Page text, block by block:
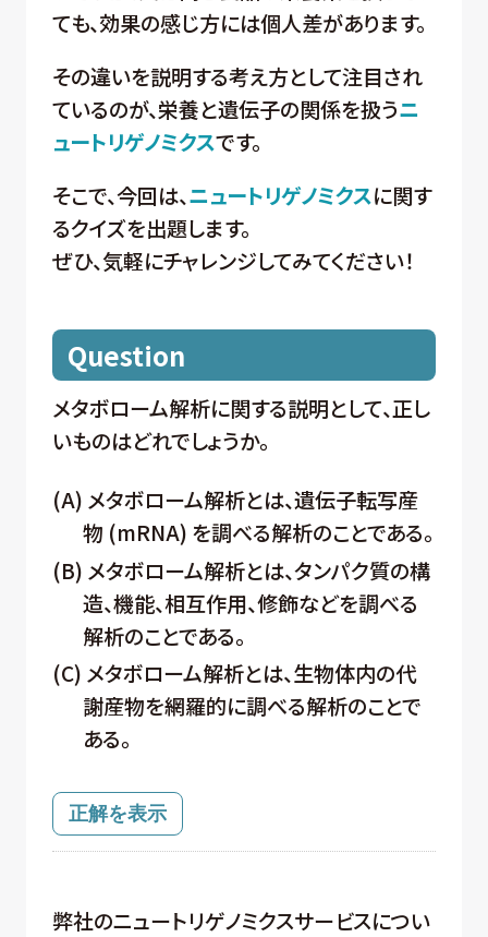
ても、効果の感じ方には個人差があります。
その違いを説明する考え方として注目され
ているのが、栄養と遺伝子の関係を扱うニ
ュートリゲノミクスです。
そこで、今回は、ニュートリゲノミクスに関す
るクイズを出題します。
ぜひ、気軽にチャレンジしてみてください！
Question
メタボローム解析に関する説明として、正し
いものはどれでしょうか。
(A) メタボローム解析とは、遺伝子転写産
物 (mRNA) を調べる解析のことである。
(B) メタボローム解析とは、タンパク質の構
造、機能、相互作用、修飾などを調べる
解析のことである。
(C) メタボローム解析とは、生物体内の代
謝産物を網羅的に調べる解析のことで
ある。
正解を表示
弊社のニュートリゲノミクスサービスについ